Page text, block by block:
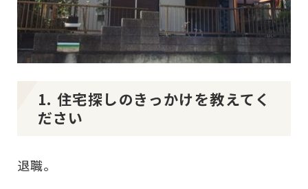
1. 住宅探しのきっかけを教えてく
ださい
退職。